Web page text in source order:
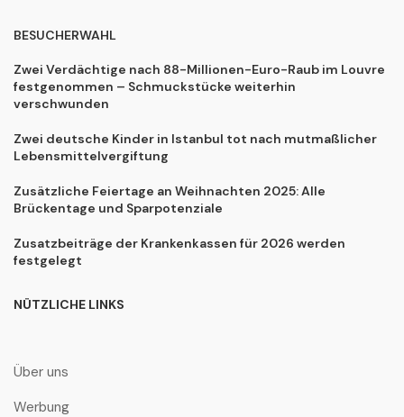
BESUCHERWAHL
Zwei Verdächtige nach 88-Millionen-Euro-Raub im Louvre
festgenommen – Schmuckstücke weiterhin
verschwunden
Zwei deutsche Kinder in Istanbul tot nach mutmaßlicher
Lebensmittelvergiftung
Zusätzliche Feiertage an Weihnachten 2025: Alle
Brückentage und Sparpotenziale
Zusatzbeiträge der Krankenkassen für 2026 werden
festgelegt
NÜTZLICHE LINKS
Über uns
Werbung